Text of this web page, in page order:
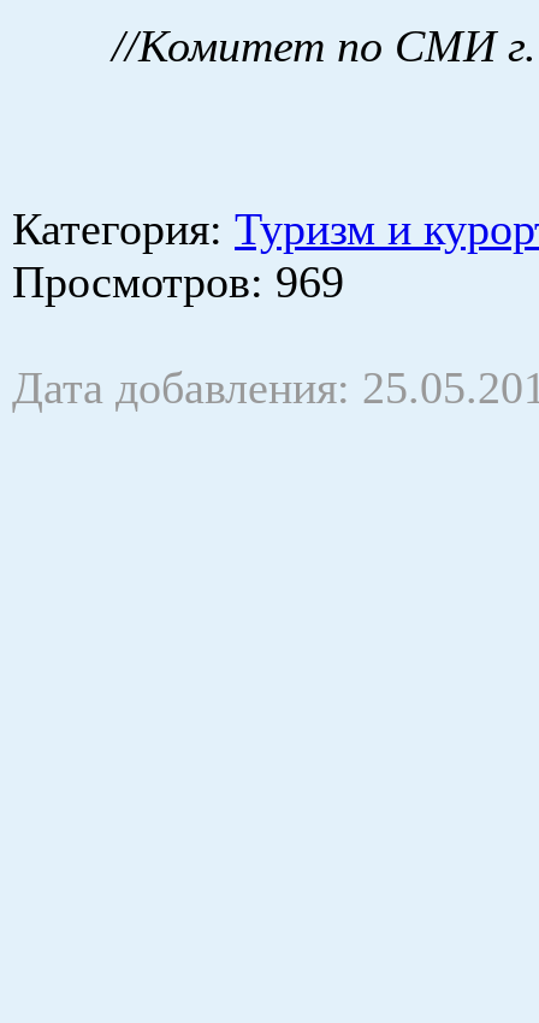
//Комитет по СМИ г.
Категория: Туризм и
Просмотров: 969
Дата добавления: